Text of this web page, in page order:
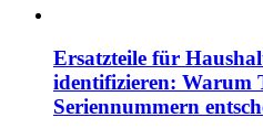
Ersatzteile für
identifizieren: Warum
Seriennummern